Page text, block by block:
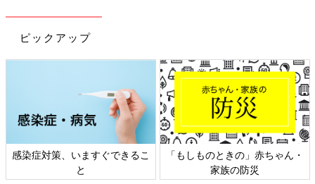
ピックアップ
感染症対策、いますぐできるこ
と
「もしものときの」赤ちゃん・
家族の防災